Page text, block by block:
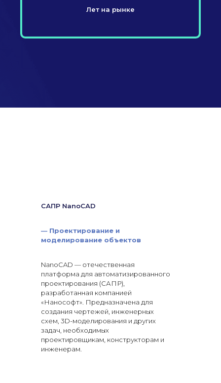
Лет на рынке
САПР NanoCAD
— Проектирование и
моделирование объектов
NanoCAD — отечественная
платформа для автоматизированного
проектирования (САПР),
разработанная компанией
«Нанософт». Предназначена для
создания чертежей, инженерных
схем, 3D-моделирования и других
задач, необходимых
проектировщикам, конструкторам и
инженерам.